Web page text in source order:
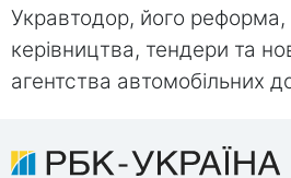
Укравтодор, його реформа,
керівництва, тендери та
агентства автомобільних